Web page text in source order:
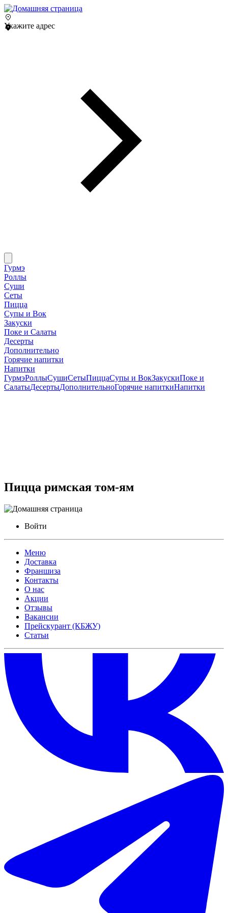
Укажите адрес
Гурмэ
Роллы
Суши
Сеты
Пицца
Супы и Вок
Закуски
Поке и Салаты
Десерты
Дополнительно
Горячие напитки
Напитки
ГурмэРоллыСушиСетыПиццаСупы и ВокЗакускиПоке и
СалатыДесертыДополнительноГорячие напиткиНапитки
Пицца римская том-ям
Войти
Меню
Доставка
Франшиза
Контакты
О нас
Акции
Отзывы
Вакансии
Прейскурант (КБЖУ)
Статьи